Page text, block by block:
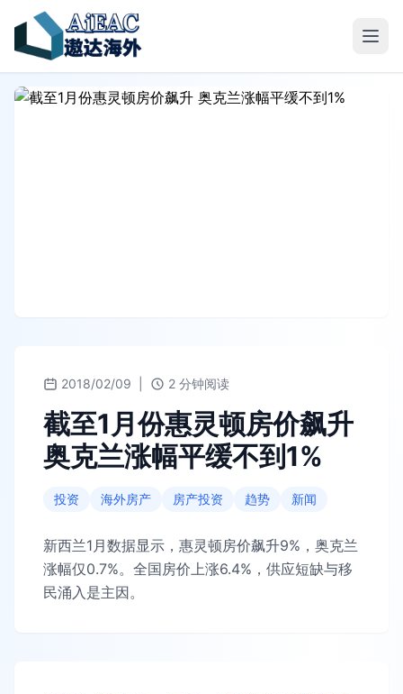
2018/02/09 2 分钟阅读
截至1月份惠灵顿房价飙升
奥克兰涨幅平缓不到1%
投资 海外房产 房产投资 趋势 新闻
新西兰1月数据显示，惠灵顿房价飙升9%，奥克兰
涨幅仅0.7%。全国房价上涨6.4%，供应短缺与移
民涌入是主因。